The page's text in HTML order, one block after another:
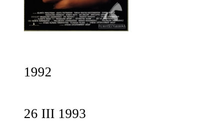
1992
26 III 1993